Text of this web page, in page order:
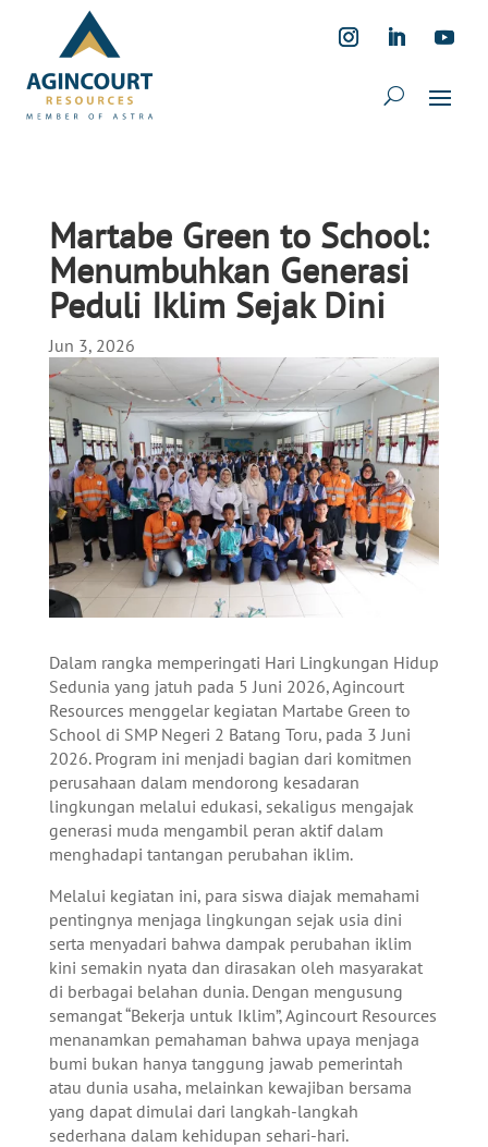
Martabe Green to School:
Menumbuhkan Generasi
Peduli Iklim Sejak Dini
Jun 3, 2026
Dalam rangka memperingati Hari Lingkungan Hidup
Sedunia yang jatuh pada 5 Juni 2026, Agincourt
Resources menggelar kegiatan Martabe Green to
School di SMP Negeri 2 Batang Toru, pada 3 Juni
2026. Program ini menjadi bagian dari komitmen
perusahaan dalam mendorong kesadaran
lingkungan melalui edukasi, sekaligus mengajak
generasi muda mengambil peran aktif dalam
menghadapi tantangan perubahan iklim.
Melalui kegiatan ini, para siswa diajak memahami
pentingnya menjaga lingkungan sejak usia dini
serta menyadari bahwa dampak perubahan iklim
kini semakin nyata dan dirasakan oleh masyarakat
di berbagai belahan dunia. Dengan mengusung
semangat “Bekerja untuk Iklim”, Agincourt Resources
menanamkan pemahaman bahwa upaya menjaga
bumi bukan hanya tanggung jawab pemerintah
atau dunia usaha, melainkan kewajiban bersama
yang dapat dimulai dari langkah-langkah
sederhana dalam kehidupan sehari-hari.